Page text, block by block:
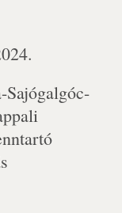
Sajógalgóc-